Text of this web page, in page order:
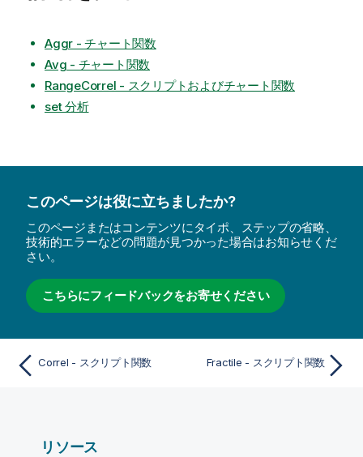
Aggr - チャート関数
Avg - チャート関数
RangeCorrel - スクリプトおよびチャート関数
set 分析
このページは役に立ちましたか?
このページまたはコンテンツにタイポ、ステップの省略、
技術的エラーなどの問題が見つかった場合はお知らせくだ
さい。
こちらにフィードバックをお寄せください
Correl - スクリプト関数 Fractile - スクリプト関数
リソース